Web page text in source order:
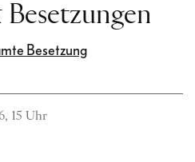
Besetzung
15 Uhr